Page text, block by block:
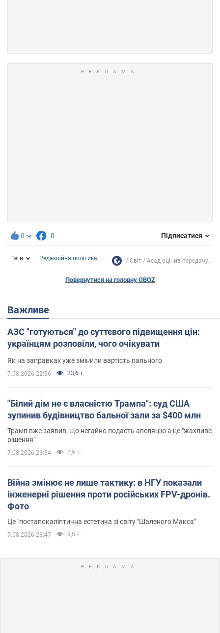
0 0 Підписатися
Теги Редакційна політика Світ Асад оцінив передачу...
Повернутися на головну OBOZ
Важливе
АЗС "готуються" до суттєвого підвищення цін:
українцям розповіли, чого очікувати
Як на заправках уже змінили вартість пального
7.08.2026 22:56 23,6 т.
"Білий дім не є власністю Трампа": суд США
зупинив будівництво бальної зали за $400 млн
Трамп вже заявив, що негайно подасть апеляцію а це "жахливе
рішення"
7.08.2026 23:54 2,9 т.
Війна змінює не лише тактику: в НГУ показали
інженерні рішення проти російських FPV-дронів.
Фото
Це "постапокаліптична естетика зі світу "Шаленого Макса"
7.08.2026 23:47 9,5 т.